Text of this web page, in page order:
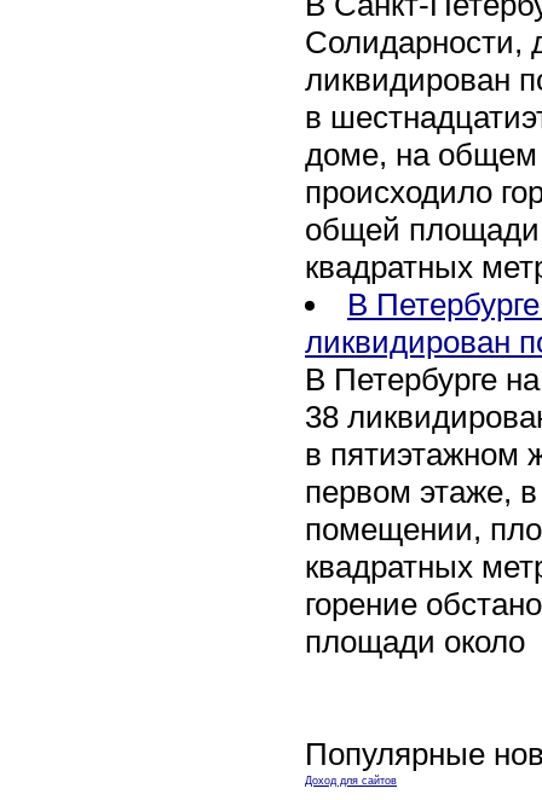
Солидарности,
ликвидирован
в
доме, на общем
происходило
общей площади
квадратных
В
ликвидирован
В Петербурге
38
в пятиэтажном
первом этаже,
помещении,
квадратных
горение
площади около
Популярные
Доход для сайтов